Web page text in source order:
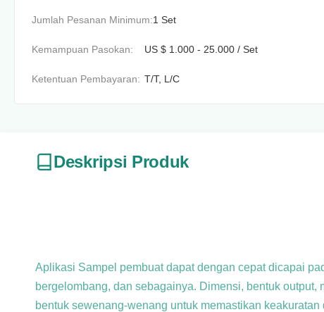
Jumlah Pesanan Minimum:1 Set
Kemampuan Pasokan: US $ 1.000 - 25.000 / Set
Ketentuan Pembayaran: T/T, L/C
Deskripsi Produk
Aplikasi Sampel pembuat dapat dengan cepat dicapai
bergelombang, dan sebagainya. Dimensi, bentuk output,
bentuk sewenang-wenang untuk memastikan keakuratan